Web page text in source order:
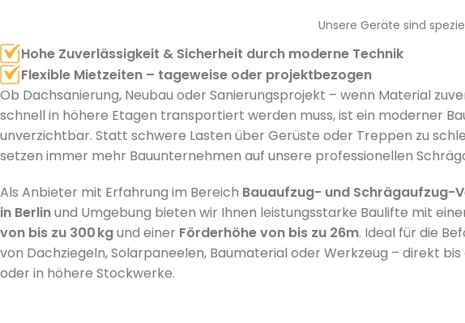
Unsere Geräte sind
Hohe Zuverlässigkeit & Sicherheit durch moderne Technik
Flexible Mietzeiten – tageweise oder projektbezogen
Ob Dachsanierung, Neubau oder Sanierungsprojekt – wenn Material
schnell in höhere Etagen transportiert werden muss, ist ein moderner
unverzichtbar. Statt schwere Lasten über Gerüste oder Treppen zu
setzen immer mehr Bauunternehmen auf unsere professionellen
Als Anbieter mit Erfahrung im Bereich Bauaufzug- und Schrägaufzug-
in Berlinund Umgebung bieten wir Ihnen leistungsstarke Baulifte mit
von bis zu 300 kgund einer Förderhöhe von bis zu 26m. Ideal für die
von Dachziegeln, Solarpaneelen, Baumaterial oder Werkzeug – direkt bis
oder in höhere Stockwerke.